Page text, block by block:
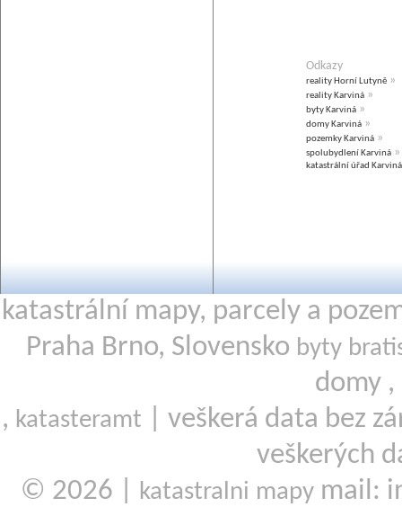
Odkazy
reality Horní Lutyně »
reality Karviná »
byty Karviná »
domy Karviná »
pozemky Karviná »
spolubydlení Karviná »
katastrální úřad Karviná
katastrální mapy, parcely a
Praha Brno, Slovensko byty
domy ,
, katasteramt
| veškerá data bez
veškerých
© 2026 |
katastralni mapy mail: